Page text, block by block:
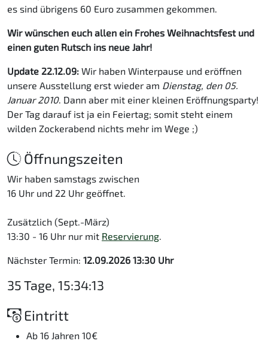
es sind übrigens 60 Euro zusammen gekommen.
Wir wünschen euch allen ein Frohes Weihnachtsfest und
einen guten Rutsch ins neue Jahr!
Update 22.12.09: Wir haben Winterpause und eröffnen
unsere Ausstellung erst wieder am Dienstag, den 05.
Januar 2010. Dann aber mit einer kleinen Eröffnungsparty!
Der Tag darauf ist ja ein Feiertag; somit steht einem
wilden Zockerabend nichts mehr im Wege ;)
Öffnungszeiten
Wir haben samstags zwischen
16 Uhr und 22 Uhr geöffnet.
Zusätzlich (Sept.-März)
13:30 - 16 Uhr nur mit Reservierung.
Nächster Termin: 12.09.2026 13:30 Uhr
35 Tage, 15:34:13
Eintritt
Ab 16 Jahren 10€